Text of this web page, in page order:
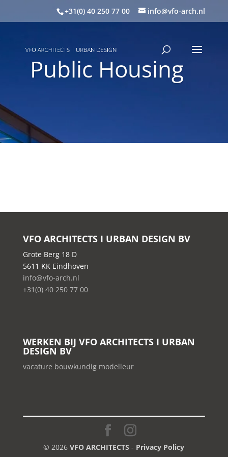
+31(0) 40 250 77 00 info@vfo-arch.nl
Public Housing
VFO ARCHITECTS I URBAN DESIGN BV
Grote Berg 18 D
5611 KK Eindhoven
info@vfo-arch.nl
+31(0) 40 250 77 00
WERKEN BIJ VFO ARCHITECTS I URBAN
DESIGN BV
vacature bouwkundig modelleur
© 2026VFO ARCHITECTS - Privacy Policy